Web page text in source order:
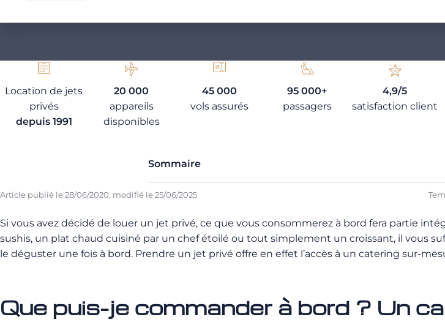
Location de jets
privés
depuis 1991
20 000
appareils
disponibles
45 000
vols assurés
95 000+
passagers
4,9/5
satisfaction client
Sommaire
Article publié le28/06/2020, modifié le25/06/2025
Si vous avez décidé de louer un jet privé, ce que vous consommerez à bord fera partie
sushis, un plat chaud cuisiné par un chef étoilé ou tout simplement un croissant, il vous
le déguster une fois à bord. Prendre un jet privé offre en effet l’accès à un catering sur-
Que puis-je commander à bord ? Un